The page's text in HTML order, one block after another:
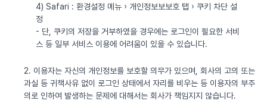
4) Safari : 환경설정 메뉴 › 개인정보보보호 탭 › 쿠키 차단 설
정
- 단, 쿠키의 저장을 거부하였을 경우에는 로그인이 필요한 서비
스 등 일부 서비스 이용에 어려움이 있을 수 있습니다.
2. 이용자는 자신의 개인정보를 보호할 의무가 있으며, 회사의 고의 또는
과실 등 귀책사유 없이 로그인 상태에서 자리를 비우는 등 이용자의 부주
의로 인하여 발생하는 문제에 대해서는 회사가 책임지지 않습니다.